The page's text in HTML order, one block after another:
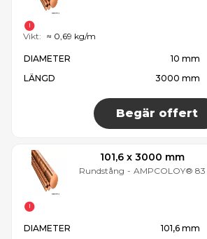
DIAMETER
10 mm
LÄNGD
3000 mm
Begär offert
Vikt: ≈ 0,69 kg/m
101,6 x 3000 mm
Rundstång - AMPCOLOY® 83
DIAMETER
101,6 mm